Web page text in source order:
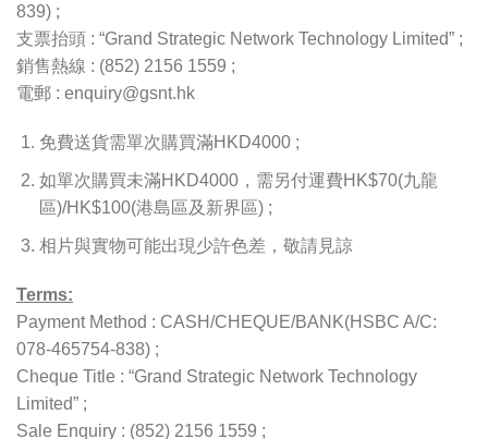
839) ;
支票抬頭 : “Grand Strategic Network Technology Limited” ;
銷售熱線 : (852) 2156 1559 ;
電郵 : enquiry@gsnt.hk
免費送貨需單次購買滿HKD4000 ;
如單次購買未滿HKD4000，需另付運費HK$70(九龍
區)/HK$100(港島區及新界區) ;
相片與實物可能出現少許色差，敬請見諒
Terms:
Payment Method : CASH/CHEQUE/BANK(HSBC A/C:
078-465754-838) ;
Cheque Title : “Grand Strategic Network Technology
Limited” ;
Sale Enquiry : (852) 2156 1559 ;